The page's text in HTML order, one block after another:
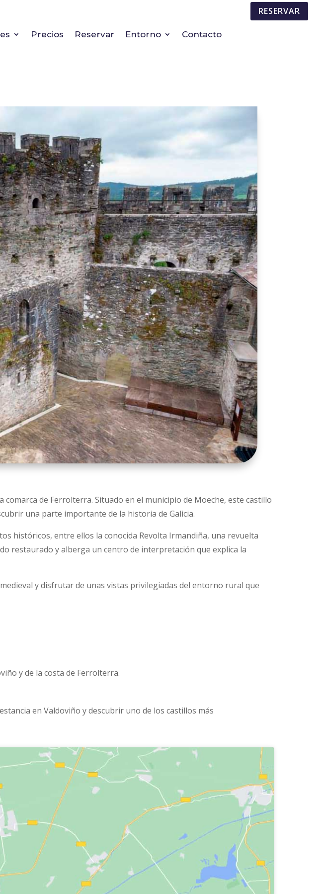
RESERVAR
Precios Reservar Entorno Contacto
de Ferrolterra. Situado en el municipio de Moeche, este castillo
una parte importante de la historia de Galicia.
históricos, entre ellos la conocida Revolta Irmandiña, una revuelta
restaurado y alberga un centro de interpretación que explica la
y disfrutar de unas vistas privilegiadas del entorno rural que
y de la costa de Ferrolterra.
en Valdoviño y descubrir uno de los castillos más